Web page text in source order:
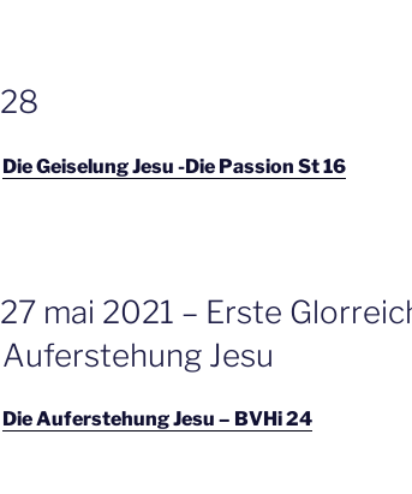
GEPLAATST
OP
28
Die Geiselung Jesu -Die Passion St 16
OP
27 mai 2021 – Erste
Auferstehung Jesu
Die Auferstehung Jesu – BVHi 24